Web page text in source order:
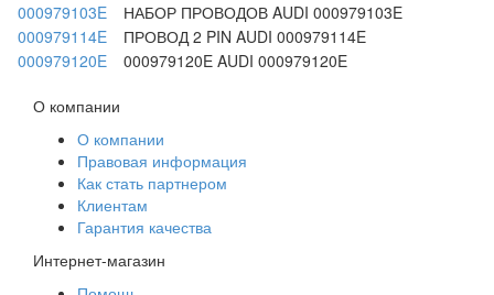
000979103E
НАБОР ПРОВОДОВ AUDI 000979103E
000979114E
ПРОВОД 2 PIN AUDI 000979114E
000979120E
000979120E AUDI 000979120E
О компании
О компании
Правовая информация
Как стать партнером
Клиентам
Гарантия качества
Интернет-магазин